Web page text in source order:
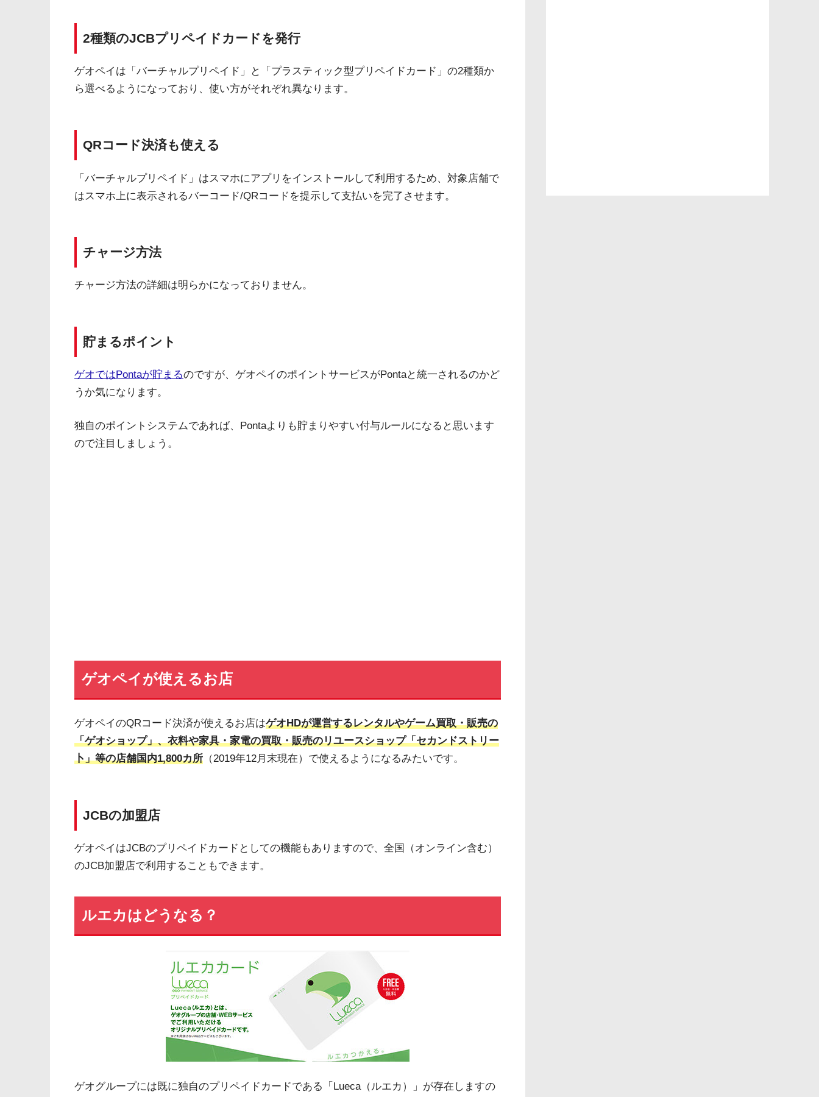
2種類のJCBプリペイドカードを発行
ゲオペイは「バーチャルプリペイド」と「プラスティック型プリペイドカード」の2種類か
ら選べるようになっており、使い方がそれぞれ異なります。
QRコード決済も使える
「バーチャルプリペイド」はスマホにアプリをインストールして利用するため、対象店舗で
はスマホ上に表示されるバーコード/QRコードを提示して支払いを完了させます。
チャージ方法
チャージ方法の詳細は明らかになっておりません。
貯まるポイント
ゲオではPontaが貯まるのですが、ゲオペイのポイントサービスがPontaと統一されるのかど
うか気になります。
独自のポイントシステムであれば、Pontaよりも貯まりやすい付与ルールになると思います
ので注目しましょう。
ゲオペイが使えるお店
ゲオペイのQRコード決済が使えるお店はゲオHDが運営するレンタルやゲーム買取・販売の
「ゲオショップ」、衣料や家具・家電の買取・販売のリユースショップ「セカンドストリー
卜」等の店舗国内1,800カ所 （2019年12月末現在）で使えるようになるみたいです。
JCBの加盟店
ゲオペイはJCBのプリペイドカードとしての機能もありますので、全国（オンライン含む）
のJCB加盟店で利用することもできます。
ルエカはどうなる？
ゲオグループには既に独自のプリペイドカードである「Lueca（ルエカ）」が存在しますの